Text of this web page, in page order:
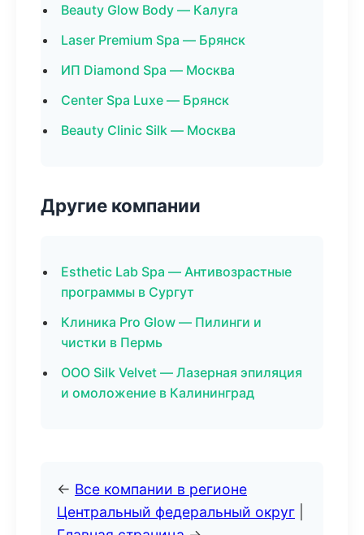
Beauty Glow Body — Калуга
Laser Premium Spa — Брянск
ИП Diamond Spa — Москва
Center Spa Luxe — Брянск
Beauty Clinic Silk — Москва
Другие компании
Esthetic Lab Spa — Антивозрастные
программы в Сургут
Клиника Pro Glow — Пилинги и
чистки в Пермь
ООО Silk Velvet — Лазерная эпиляция
и омоложение в Калининград
← Все компании в регионе
Центральный федеральный округ